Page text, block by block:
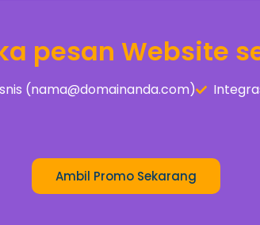
pesan Website
(nama@domainanda.com)
Ambil Promo Sekarang